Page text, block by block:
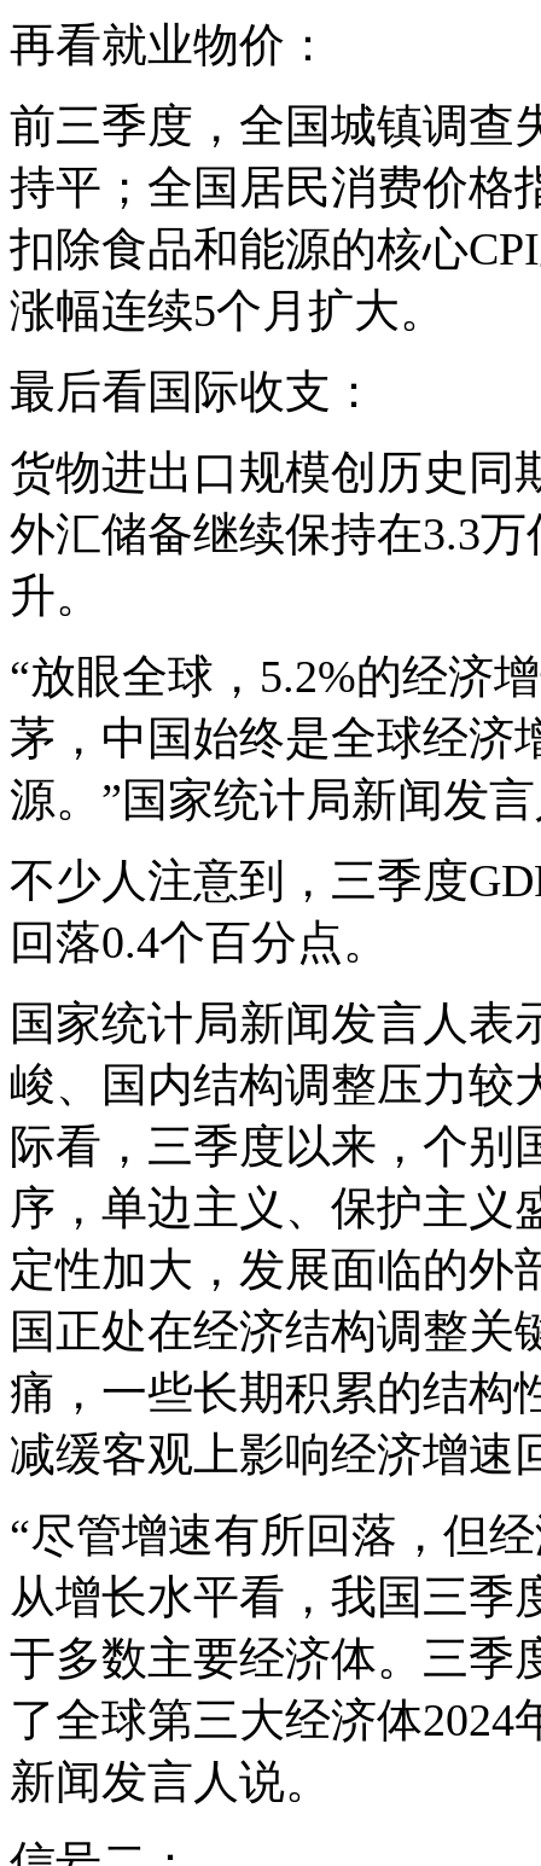
再看就业物价：
前三季度，全国城镇调查
持平；全国居民消费价格
扣除食品和能源的核心
涨幅连续5个月扩大。
最后看国际收支：
货物进出口规模创历史同
外汇储备继续保持在3.3
升。
“放眼全球，5.2%的经济
茅，中国始终是全球经济
源。”国家统计局新闻发
不少人注意到，三季度
回落0.4个百分点。
国家统计局新闻发言人表
峻、国内结构调整压力较
际看，三季度以来，个别
序，单边主义、保护主义
定性加大，发展面临的外
国正处在经济结构调整关
痛，一些长期积累的结构
减缓客观上影响经济增速
“尽管增速有所回落，但
从增长水平看，我国三季
于多数主要经济体。三季
了全球第三大经济体
新闻发言人说。